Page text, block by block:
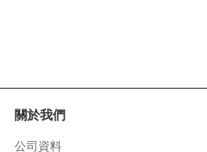
關於我們
公司資料